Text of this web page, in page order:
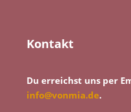
Kontakt
Du erreichst uns per
info@vonmia.de.